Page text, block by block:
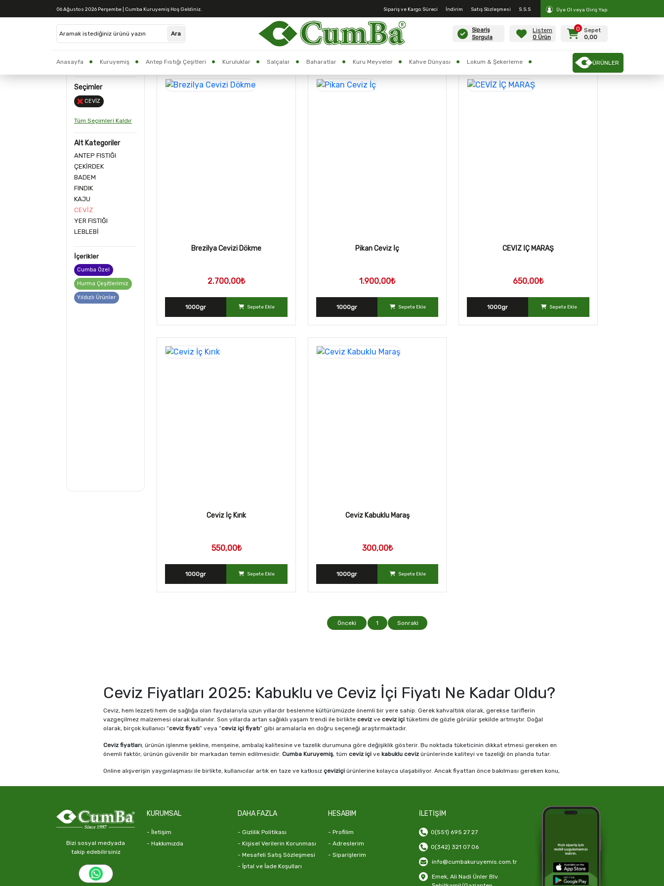
06 Ağustos 2026 Perşembe | Cumba Kuruyemiş Hoş Geldiniz. S.S.S
Satış Sözleşmesi
İndirim
Sipariş ve Kargo Süreci Üye Ol veya Giriş Yap
Sipariş
Sorgula
Listem
0 Ürün
Sepet
0,00
0
Anasayfa Kuruyemiş Antep Fıstığı Çeşitleri Kuruluklar Salçalar Baharatlar Kuru Meyveler Kahve Dünyası Lokum & Şekerleme
CUMBA BAKLAVA Yöresel Ürünler
ÜRÜNLER
5 Ürün
Seçimler
CEVİZ
Tüm Seçimleri Kaldır
Alt Kategoriler
ANTEP FISTIĞI
ÇEKİRDEK
BADEM
FINDIK
KAJU
CEVİZ
YER FISTIĞI
LEBLEBİ
İçerikler
Cumba Özel
Hurma Çeşitlerimiz
Yıldızlı Ürünler
Brezilya Cevizi Dökme
2.700,00₺
1000gr Sepete Ekle
Pikan Ceviz İç
1.900,00₺
1000gr Sepete Ekle
CEVİZ İÇ MARAŞ
650,00₺
1000gr Sepete Ekle
Ceviz İç Kırık
550,00₺
1000gr Sepete Ekle
Ceviz Kabuklu Maraş
300,00₺
1000gr Sepete Ekle
Önceki 1 Sonraki
Ceviz Fiyatları 2025: Kabuklu ve Ceviz İçi Fiyatı Ne Kadar Oldu?
Ceviz, hem lezzeti hem de sağlığa olan faydalarıyla uzun yıllardır beslenme kültürümüzde önemli bir yere sahip. Gerek kahvaltılık olarak, gerekse tariflerin
vazgeçilmez malzemesi olarak kullanılır. Son yıllarda artan sağlıklı yaşam trendi ile birlikte ceviz ve ceviz içi tüketimi de gözle görülür şekilde artmıştır. Doğal
olarak, birçok kullanıcı “ceviz fiyatı” veya “ceviz içi fiyatı” gibi aramalarla en doğru seçeneği araştırmaktadır.
Ceviz fiyatları, ürünün işlenme şekline, menşeine, ambalaj kalitesine ve tazelik durumuna göre değişiklik gösterir. Bu noktada tüketicinin dikkat etmesi gereken en
önemli faktör, ürünün güvenilir bir markadan temin edilmesidir. Cumba Kuruyemiş, tüm ceviz içi ve kabuklu ceviz ürünlerinde kaliteyi ve tazeliği ön planda tutar.
Online alışverişin yaygınlaşması ile birlikte, kullanıcılar artık en taze ve katkısız çeviziçi ürünlerine kolayca ulaşabiliyor. Ancak fiyattan önce bakılması gereken konu,
Ceviz Çeşitleri Nelerdir? Kabuklu, İç, Pikan ve Brezilya Cevizi
Karşılaştırması
Ceviz, tek bir ürün gibi görünse de aslında farklı tür ve formlarda karşımıza çıkar. En çok bilinen arasında
ve
brezilya cevizi
yer alır. Her biri hem görsel olarak hem de besin profili açısından birbirinden ayrılır ve farklı kullanım alanlarına sahiptir.
Kabuklu ceviz
, doğallığını koruyan ve uzun süre taze kalan bir formdur. Geleneksel yöntemlerle kırılarak tüketilen bu ceviz türü, hem raf ömrü açısından avantajlıdır
hem de işlem görmediği için doğrudan doğadan sofraya gelir.
, kabuklu ürünlerde yüksek kalite standartlarını benimser ve özenle seçilmiş
Bizi sosyal medyada
takip edebilirsiniz
KURUMSAL
- İletişim
- Hakkımızda
DAHA FAZLA
- Gizlilik Politikası
- Kişisel Verilerin Korunması
- Mesafeli Satış Sözleşmesi
- İptal ve İade Koşulları
HESABIM
- Profilim
- Adreslerim
- Siparişlerim
İLETİŞİM
0(551) 695 27 27
0(342) 321 07 06
info@cumbakuruyemis.com.tr
Emek, Ali Nadi Ünler Blv.